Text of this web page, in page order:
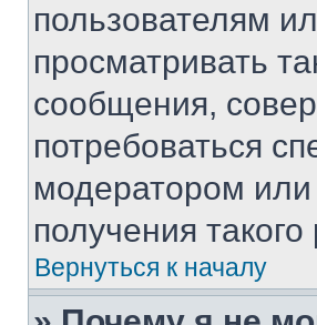
пользователям
просматривать
сообщения,
потребоваться
модератором
получения
Вернуться к началу